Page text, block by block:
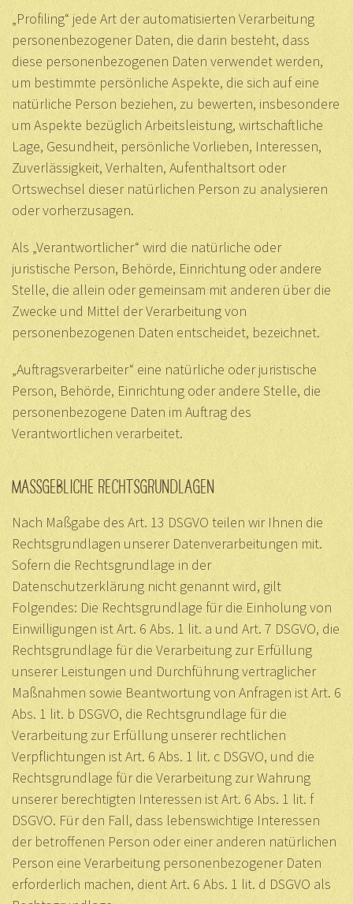
„Profiling“ jede Art der automatisierten Verarbeitung
personenbezogener Daten, die darin besteht, dass
diese personenbezogenen Daten verwendet werden,
um bestimmte persönliche Aspekte, die sich auf eine
natürliche Person beziehen, zu bewerten, insbesondere
um Aspekte bezüglich Arbeitsleistung, wirtschaftliche
Lage, Gesundheit, persönliche Vorlieben, Interessen,
Zuverlässigkeit, Verhalten, Aufenthaltsort oder
Ortswechsel dieser natürlichen Person zu analysieren
oder vorherzusagen.
Als „Verantwortlicher“ wird die natürliche oder
juristische Person, Behörde, Einrichtung oder andere
Stelle, die allein oder gemeinsam mit anderen über die
Zwecke und Mittel der Verarbeitung von
personenbezogenen Daten entscheidet, bezeichnet.
„Auftragsverarbeiter“ eine natürliche oder juristische
Person, Behörde, Einrichtung oder andere Stelle, die
personenbezogene Daten im Auftrag des
Verantwortlichen verarbeitet.
MASSGEBLICHE RECHTSGRUNDLAGEN
Nach Maßgabe des Art. 13 DSGVO teilen wir Ihnen die
Rechtsgrundlagen unserer Datenverarbeitungen mit.
Sofern die Rechtsgrundlage in der
Datenschutzerklärung nicht genannt wird, gilt
Folgendes: Die Rechtsgrundlage für die Einholung von
Einwilligungen ist Art. 6 Abs. 1 lit. a und Art. 7 DSGVO, die
Rechtsgrundlage für die Verarbeitung zur Erfüllung
unserer Leistungen und Durchführung vertraglicher
Maßnahmen sowie Beantwortung von Anfragen ist Art. 6
Abs. 1 lit. b DSGVO, die Rechtsgrundlage für die
Verarbeitung zur Erfüllung unserer rechtlichen
Verpflichtungen ist Art. 6 Abs. 1 lit. c DSGVO, und die
Rechtsgrundlage für die Verarbeitung zur Wahrung
unserer berechtigten Interessen ist Art. 6 Abs. 1 lit. f
DSGVO. Für den Fall, dass lebenswichtige Interessen
der betroffenen Person oder einer anderen natürlichen
Person eine Verarbeitung personenbezogener Daten
erforderlich machen, dient Art. 6 Abs. 1 lit. d DSGVO als